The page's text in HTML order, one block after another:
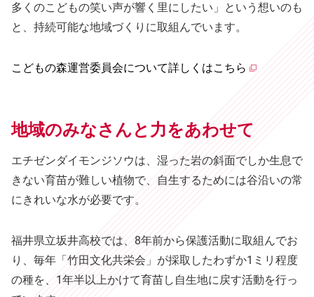
多くのこどもの笑い声が響く里にしたい」という想いのも
と、持続可能な地域づくりに取組んでいます。
こどもの森運営委員会について詳しくはこちら
地域のみなさんと力をあわせて
エチゼンダイモンジソウは、湿った岩の斜面でしか生息で
きない育苗が難しい植物で、自生するためには谷沿いの常
にきれいな水が必要です。
福井県立坂井高校では、8年前から保護活動に取組んでお
り、毎年「竹田文化共栄会」が採取したわずか1ミリ程度
の種を、1年半以上かけて育苗し自生地に戻す活動を行っ